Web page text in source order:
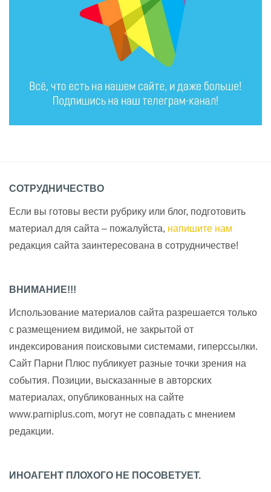
СОТРУДНИЧЕСТВО
Если вы готовы вести рубрику или блог, подготовить
материал для сайта – пожалуйста, напишите нам
редакция сайта заинтересована в сотрудничестве!
ВНИМАНИЕ!!!
Использование материалов сайта разрешается только
с размещением видимой, не закрытой от
индексирования поисковыми системами, гиперссылки.
Сайт Парни Плюс публикует разные точки зрения на
события. Позиции, высказанные в авторских
материалах, опубликованных на сайте
www.parniplus.com, могут не совпадать с мнением
редакции.
ИНОАГЕНТ ПЛОХОГО НЕ ПОСОВЕТУЕТ.